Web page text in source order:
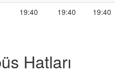
19:40 19:40 19:40
Hatları